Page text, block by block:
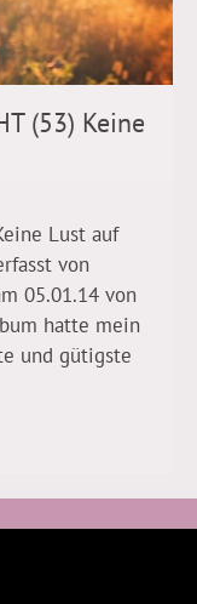
(53) Keine
Lust auf
von
05.01.14 von
hatte mein
und gütigste